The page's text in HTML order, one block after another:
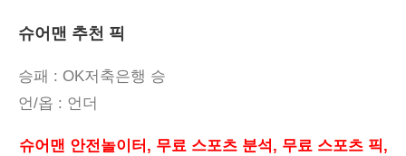
슈어맨 추천 픽
승패 : OK저축은행 승
언/옵 : 언더
슈어맨 안전놀이터 , 무료 스포츠 분석, 무료 스포츠 픽,